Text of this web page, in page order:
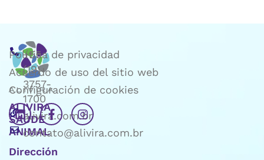
ALIVIRA
SAÚDE
ANIMAL
Dirección
+55
(19)
3757-
1700
alivira.com.br
contato@alivira.com.br
Política de privacidad
Acuerdo de uso del sitio web
Configuración de cookies